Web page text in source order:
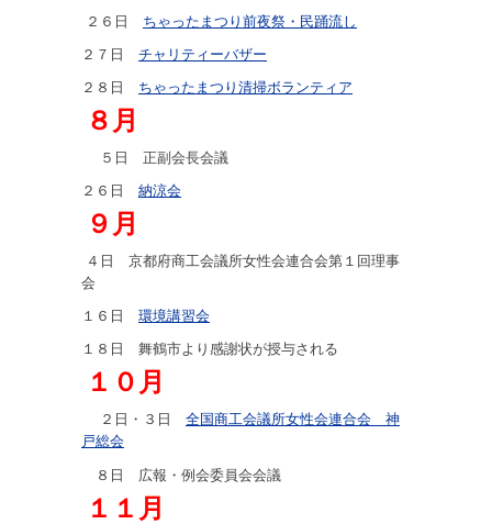
２６日 ちゃったまつり前夜祭・民踊流し
２７日 チャリティーバザー
２８日 ちゃったまつり清掃ボランティア
８月
５日 正副会長会議
２６日 納涼会
９月
４日 京都府商工会議所女性会連合会第１回理事
会
１６日 環境講習会
１８日 舞鶴市より感謝状が授与される
１０月
２日・３日 全国商工会議所女性会連合会 神
戸総会
８日 広報・例会委員会会議
１１月